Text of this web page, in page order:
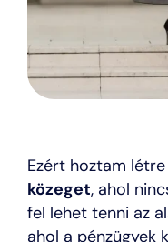
Ezért hoztam
közeget, ahol
fel lehet tenni az
ahol a pénzügyek